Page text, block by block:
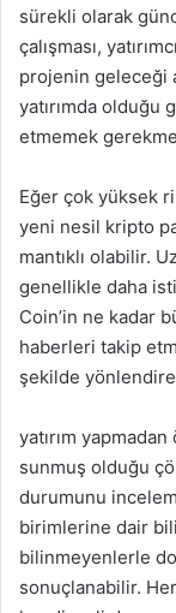
sürekli olarak
çalışması,
projenin geleceği
yatırımda olduğu
etmemek
Eğer çok yüksek
yeni nesil kripto
mantıklı olabilir.
genellikle daha
Coin’in ne kadar
haberleri takip
şekilde
yatırım
sunmuş olduğu
durumunu
birimlerine dair
bilinmeyenlerle
sonuçlanabilir.